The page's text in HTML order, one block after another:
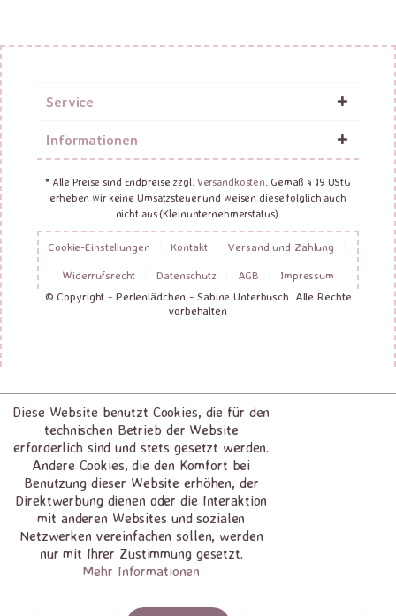
Service
Informationen
* Alle Preise sind Endpreise zzgl. Versandkosten . Gemäß § 19 UStG
erheben wir keine Umsatzsteuer und weisen diese folglich auch
nicht aus (Kleinunternehmerstatus).
Cookie-Einstellungen Kontakt
Versand und Zahlung
Widerrufsrecht
Datenschutz AGB
Impressum
© Copyright - Perlenlädchen - Sabine Unterbusch. Alle Rechte
vorbehalten
Diese Website benutzt Cookies, die für den
technischen Betrieb der Website
erforderlich sind und stets gesetzt werden.
Andere Cookies, die den Komfort bei
Benutzung dieser Website erhöhen, der
Direktwerbung dienen oder die Interaktion
mit anderen Websites und sozialen
Netzwerken vereinfachen sollen, werden
nur mit Ihrer Zustimmung gesetzt.
Mehr Informationen